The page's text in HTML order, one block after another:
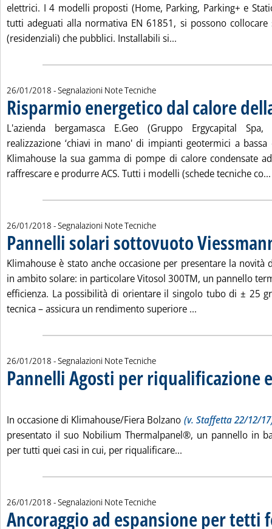
elettrici. I 4 modelli proposti (Home, Parking, Parking+ e
tutti adeguati alla normativa EN 61851, si possono
(residenziali) che pubblici. Installabili si...
26/01/2018 - Segnalazioni Note Tecniche
Risparmio energetico dal calore
L'azienda bergamasca E.Geo (Gruppo Ergycapital
realizzazione ‘chiavi in mano' di impianti geotermici a
Klimahouse la sua gamma di pompe di calore condensate
raffrescare e produrre ACS. Tutti i modelli (schede tecniche co...
26/01/2018 - Segnalazioni Note Tecniche
Pannelli solari sottovuoto
Klimahouse è stato anche occasione per presentare la novità
in ambito solare: in particolare Vitosol 300TM, un pannello
efficienza. La possibilità di orientare il singolo tubo di ± 25
tecnica – assicura un rendimento superiore ...
26/01/2018 - Segnalazioni Note Tecniche
Pannelli Agosti per riqualificazione
. Pubblicata venerdì 26 gennaio 2018 alle 11.49.
In occasione di Klimahouse/Fiera Bolzano (v. Staffetta 22/12/
presentato il suo Nobilium Thermalpanel®, un pannello in
per tutti quei casi in cui, per riqualificare...
26/01/2018 - Segnalazioni Note Tecniche
Ancoraggio ad espansione per tetti